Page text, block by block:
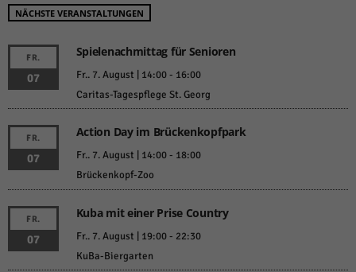
NÄCHSTE VERANSTALTUNGEN
FR.
07
Spielenachmittag für Senioren
Fr.. 7. August | 14:00- 16:00
Caritas-Tagespflege St. Georg
FR.
07
Action Day im Brückenkopfpark
Fr.. 7. August | 14:00- 18:00
Brückenkopf-Zoo
FR.
07
Kuba mit einer Prise Country
Fr.. 7. August | 19:00- 22:30
KuBa-Biergarten